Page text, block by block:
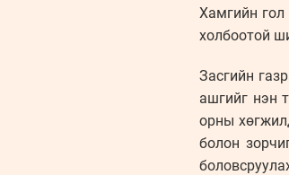
Хамгийн гол
холбоотой
Засгийн
ашгийг нэн
орны
болон